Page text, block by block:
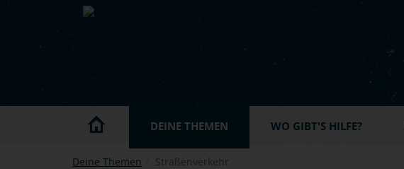
Skip to main content
DEINE THEMEN WO GIBT'S HILFE?
Deine Themen Straßenverkehr